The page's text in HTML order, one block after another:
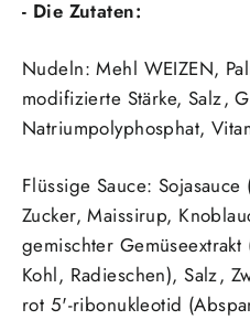
- Die Zutaten:
Nudeln: Mehl WEIZEN,
modifizierte Stärke, Salz,
Natriumpolyphosphat,
Flüssige Sauce: Sojasauce
Zucker, Maissirup,
gemischter
Kohl, Radieschen), Salz,
rot 5'-ribonukleotid